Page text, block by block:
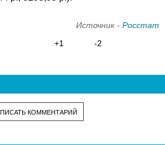
Источник - Росстат
+1
-2
КОММЕНТАРИЙ